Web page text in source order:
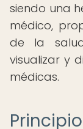
siendo una
médico,
de la
visualizar y
médicas.